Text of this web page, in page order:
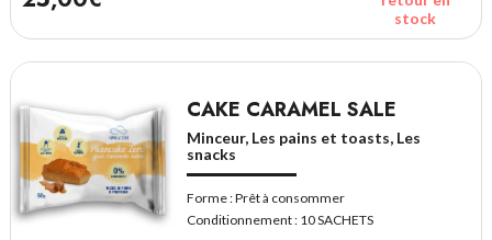
stock
CAKE CARAMEL SALE
Minceur, Les pains et toasts, Les
snacks
Forme :Prêt à consommer
Conditionnement : 10 SACHETS